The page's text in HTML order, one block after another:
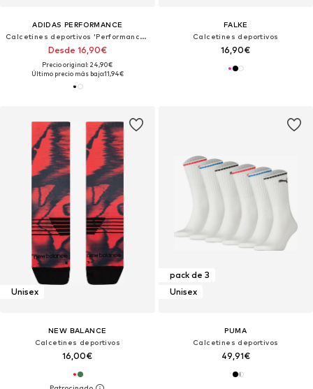
ADIDAS PERFORMANCE
Calcetines deportivos 'Performance Knee+ 1 Pair'
Desde 16,90€
Precio original: 24,90€
Último precio más bajo:11,94€
FALKE
Calcetines deportivos
16,90€
Unisex
NEW BALANCE
Calcetines deportivos
16,00€
pack de 3
Unisex
PUMA
Calcetines deportivos
49,91€